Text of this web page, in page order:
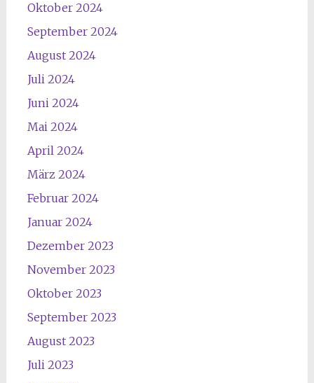
Oktober 2024
September 2024
August 2024
Juli 2024
Juni 2024
Mai 2024
April 2024
März 2024
Februar 2024
Januar 2024
Dezember 2023
November 2023
Oktober 2023
September 2023
August 2023
Juli 2023